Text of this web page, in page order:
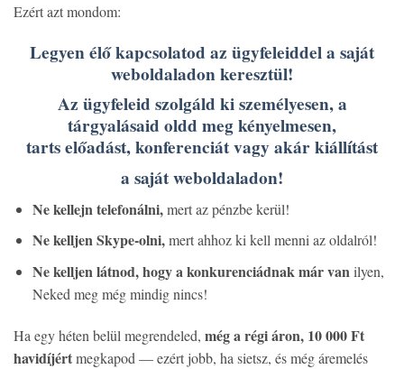
Ezért azt mondom:
Legyen élő kapcsolatod az ügyfeleiddel a saját
weboldaladon keresztül!
Az ügyfeleid szolgáld ki személyesen, a
tárgyalásaid oldd meg kényelmesen,
tarts előadást, konferenciát vagy akár kiállítást
a saját weboldaladon!
Ne kellejn telefonálni,mert az pénzbe kerül!
Ne kelljen Skype-olni,mert ahhoz ki kell menni az oldalról!
Ne kelljen látnod, hogy a konkurenciádnak már van ilyen,
Neked meg még mindig nincs!
Ha egy héten belül megrendeled, még a régi áron, 10 000 Ft
havidíjértmegkapod — ezért jobb, ha sietsz, és még áremelés